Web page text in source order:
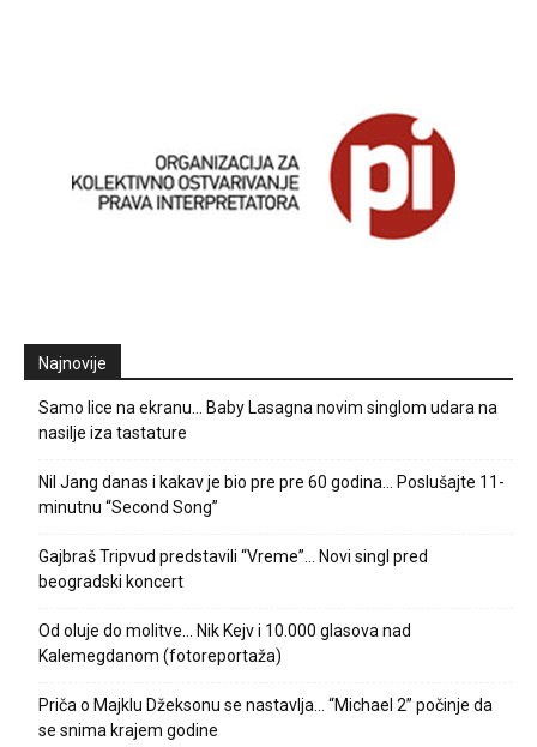
Najnovije
Samo lice na ekranu… Baby Lasagna novim singlom udara na
nasilje iza tastature
Nil Jang danas i kakav je bio pre pre 60 godina… Poslušajte 11-
minutnu “Second Song”
Gajbraš Tripvud predstavili “Vreme”… Novi singl pred
beogradski koncert
Od oluje do molitve… Nik Kejv i 10.000 glasova nad
Kalemegdanom (fotoreportaža)
Priča o Majklu Džeksonu se nastavlja… “Michael 2” počinje da
se snima krajem godine